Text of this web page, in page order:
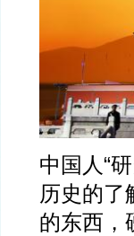
中国人“
历史的了
的东西，